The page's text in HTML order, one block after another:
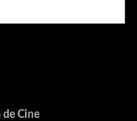
de Cine